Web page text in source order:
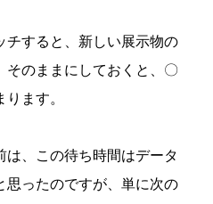
すると、新しい展示物の
そのままにしておくと、〇
ます。
、この待ち時間はデータ
思ったのですが、単に次の